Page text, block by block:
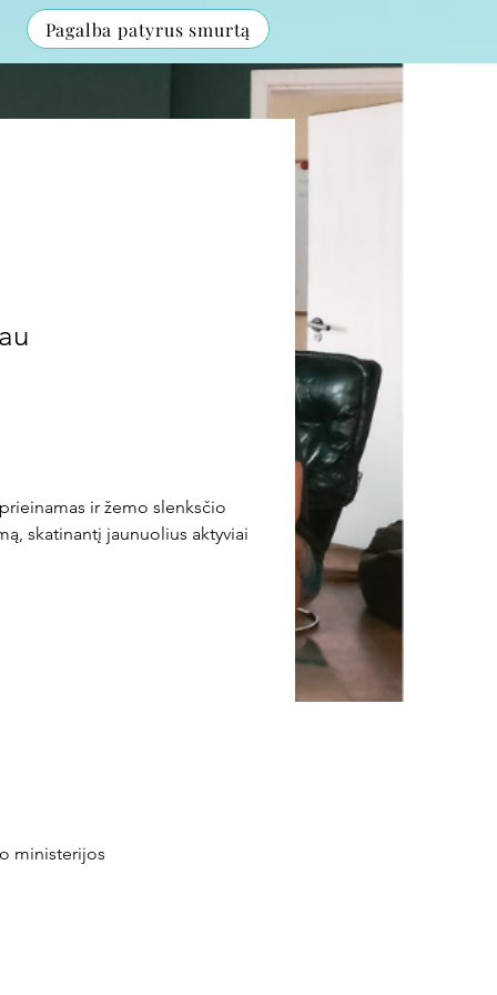
Pagalba patyrus smurtą
ir žemo slenksčio
skatinantį jaunuolius aktyviai
ministerijos